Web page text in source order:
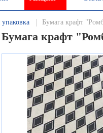
Бумага крафт
Бумага крафт